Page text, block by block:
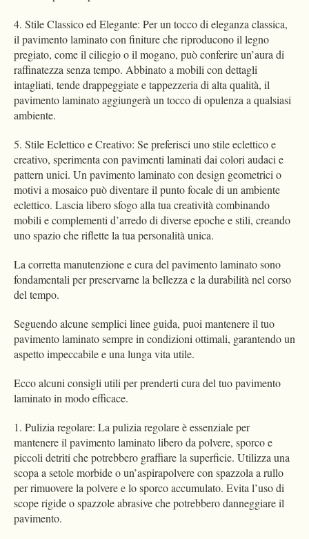
4. Stile Classico ed Elegante: Per un tocco di eleganza classica,
il pavimento laminato con finiture che riproducono il legno
pregiato, come il ciliegio o il mogano, può conferire un’aura di
raffinatezza senza tempo. Abbinato a mobili con dettagli
intagliati, tende drappeggiate e tappezzeria di alta qualità, il
pavimento laminato aggiungerà un tocco di opulenza a qualsiasi
ambiente.
5. Stile Eclettico e Creativo: Se preferisci uno stile eclettico e
creativo, sperimenta con pavimenti laminati dai colori audaci e
pattern unici. Un pavimento laminato con design geometrici o
motivi a mosaico può diventare il punto focale di un ambiente
eclettico. Lascia libero sfogo alla tua creatività combinando
mobili e complementi d’arredo di diverse epoche e stili, creando
uno spazio che riflette la tua personalità unica.
La corretta manutenzione e cura del pavimento laminato sono
fondamentali per preservarne la bellezza e la durabilità nel corso
del tempo.
Seguendo alcune semplici linee guida, puoi mantenere il tuo
pavimento laminato sempre in condizioni ottimali, garantendo un
aspetto impeccabile e una lunga vita utile.
Ecco alcuni consigli utili per prenderti cura del tuo pavimento
laminato in modo efficace.
1. Pulizia regolare: La pulizia regolare è essenziale per
mantenere il pavimento laminato libero da polvere, sporco e
piccoli detriti che potrebbero graffiare la superficie. Utilizza una
scopa a setole morbide o un’aspirapolvere con spazzola a rullo
per rimuovere la polvere e lo sporco accumulato. Evita l’uso di
scope rigide o spazzole abrasive che potrebbero danneggiare il
pavimento.